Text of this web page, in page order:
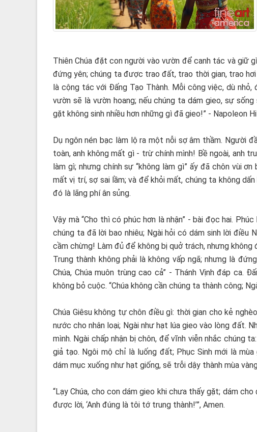
Thiên Chúa đặt con người vào vườn để canh tác và giữ
đứng yên; chúng ta được trao đất, trao thời gian, trao
là cộng tác với Đấng Tạo Thành. Mỗi công việc, dù
vườn sẽ là vườn hoang; nếu chúng ta dám gieo, sự
gặt không sinh nhiều hơn những gì đã gieo!” - Napoleon
Dụ ngôn nén bạc làm lộ ra một nỗi sợ âm thầm. Người
toàn, anh không mất gì - trừ chính mình! Bề ngoài, anh
làm gì; nhưng chính sự “không làm gì” ấy đã chôn vùi
mất vị trí, sợ sai lầm; và để khỏi mất, chúng ta không
đó là lãng phí ân sủng.
Vậy mà “Cho thì có phúc hơn là nhận” - bài đọc hai.
chúng ta đã lời bao nhiêu; Ngài hỏi có dám sinh lời
cầm chừng! Làm đủ để không bị quở trách, nhưng
Trung thành không phải là không vấp ngã; nhưng là
Chúa, Chúa muôn trùng cao cả” - Thánh Vịnh đáp ca.
không bỏ cuộc. “Chúa không cần chúng ta thành công;
Chúa Giêsu không tự chôn điều gì: thời gian cho kẻ
nước cho nhân loại; Ngài như hạt lúa gieo vào lòng đất.
mình. Ngài chấp nhận bị chôn, để vĩnh viễn nhắc chúng
giả tạo. Ngôi mộ chỉ là luống đất; Phục Sinh mới là
dám mục xuống như hạt giống, sẽ trỗi dậy thành mùa
“Lạy Chúa, cho con dám gieo khi chưa thấy gặt; dám
được lời, ‘Anh đúng là tôi tớ trung thành!’”, Amen.